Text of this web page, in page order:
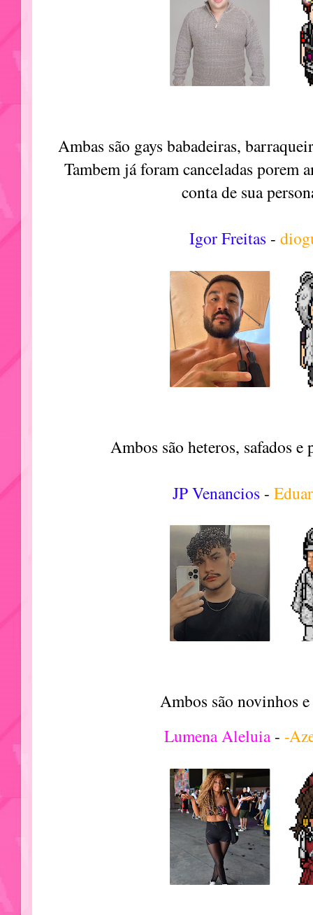
Ambas são gays babadeiras,
Tambem já foram canceladas porem
conta de sua
Igor Freitas -
Ambos são heteros, safados e
JP Venancios -
Ambos são novinhos
Lumena Aleluia- -